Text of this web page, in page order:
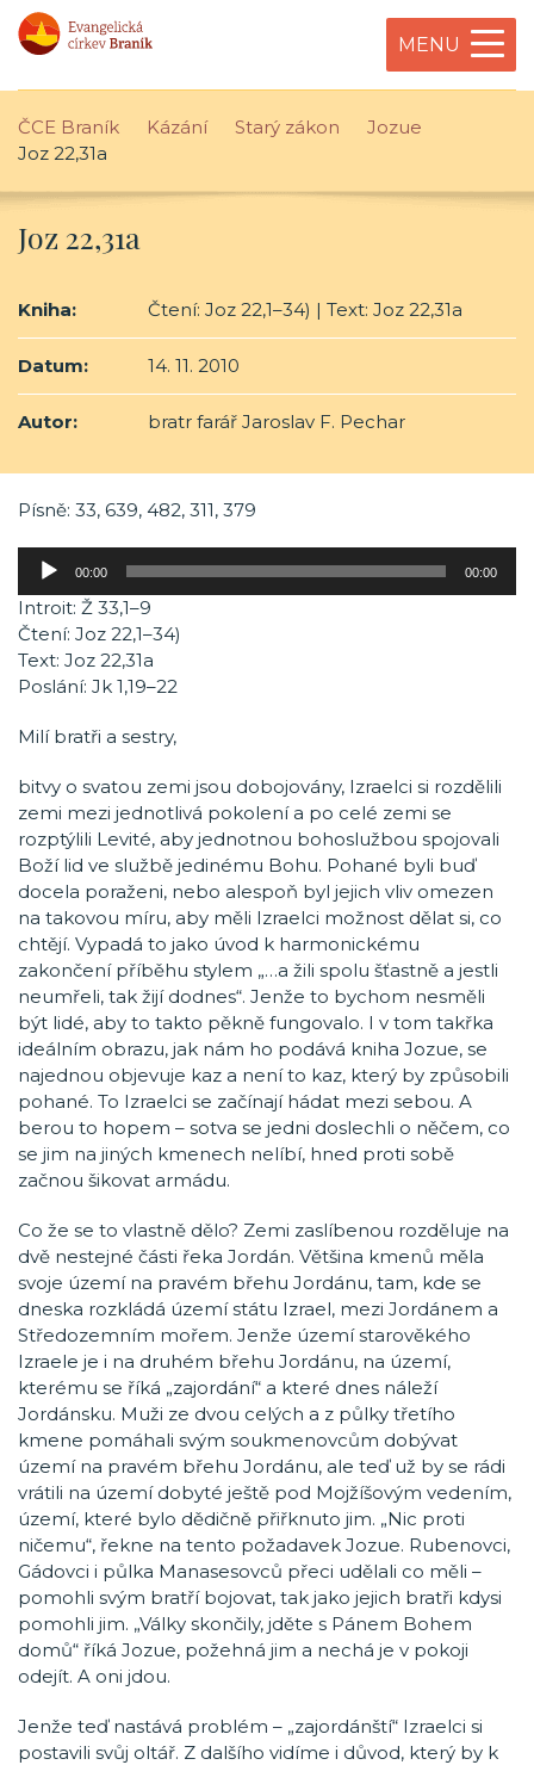
MENU
ČCE Braník Kázání Starý zákon
Jozue
Joz 22,31a
Joz 22,31a
Kniha: Čtení: Joz 22,1–34) | Text: Joz 22,31a
Datum: 14. 11. 2010
Autor: bratr farář Jaroslav F. Pechar
Písně: 33, 639, 482, 311, 379
Audio
00:00 00:00
Introit: Ž 33,1–9
Čtení: Joz 22,1–34)
Text: Joz 22,31a
Poslání: Jk 1,19–22
Milí bratři a sestry,
bitvy o svatou zemi jsou dobojovány, Izraelci si rozdělili
zemi mezi jednotlivá pokolení a po celé zemi se
rozptýlili Levité, aby jednotnou bohoslužbou spojovali
Boží lid ve službě jedinému Bohu. Pohané byli buď
docela poraženi, nebo alespoň byl jejich vliv omezen
na takovou míru, aby měli Izraelci možnost dělat si, co
chtějí. Vypadá to jako úvod k harmonickému
zakončení příběhu stylem „…a žili spolu šťastně a jestli
neumřeli, tak žijí dodnes“. Jenže to bychom nesměli
být lidé, aby to takto pěkně fungovalo. I v tom takřka
ideálním obrazu, jak nám ho podává kniha Jozue, se
najednou objevuje kaz a není to kaz, který by způsobili
pohané. To Izraelci se začínají hádat mezi sebou. A
berou to hopem – sotva se jedni doslechli o něčem, co
se jim na jiných kmenech nelíbí, hned proti sobě
začnou šikovat armádu.
Co že se to vlastně dělo? Zemi zaslíbenou rozděluje na
dvě nestejné části řeka Jordán. Většina kmenů měla
svoje území na pravém břehu Jordánu, tam, kde se
dneska rozkládá území státu Izrael, mezi Jordánem a
Středozemním mořem. Jenže území starověkého
Izraele je i na druhém břehu Jordánu, na území,
kterému se říká „zajordání“ a které dnes náleží
Jordánsku. Muži ze dvou celých a z půlky třetího
kmene pomáhali svým soukmenovcům dobývat
území na pravém břehu Jordánu, ale teď už by se rádi
vrátili na území dobyté ještě pod Mojžíšovým vedením,
území, které bylo dědičně přiřknuto jim. „Nic proti
ničemu“, řekne na tento požadavek Jozue. Rubenovci,
Gádovci i půlka Manasesovců přeci udělali co měli –
pomohli svým bratří bojovat, tak jako jejich bratři kdysi
pomohli jim. „Války skončily, jděte s Pánem Bohem
domů“ říká Jozue, požehná jim a nechá je v pokoji
odejít. A oni jdou.
Jenže teď nastává problém – „zajordánští“ Izraelci si
postavili svůj oltář. Z dalšího vidíme i důvod, který by k